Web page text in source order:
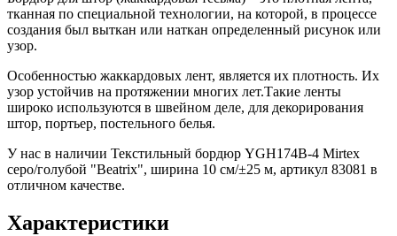
тканная по специальной технологии, на которой, в процессе
создания был выткан или наткан определенный рисунок или
узор.
Особенностью жаккардовых лент, является их плотность. Их
узор устойчив на протяжении многих лет.Такие ленты
широко используются в швейном деле, для декорирования
штор, портьер, постельного белья.
У нас в наличии Текстильный бордюр YGH174B-4 Mirtex
серо/голубой "Beatrix", ширина 10 см/±25 м, артикул 83081 в
отличном качестве.
Характеристики